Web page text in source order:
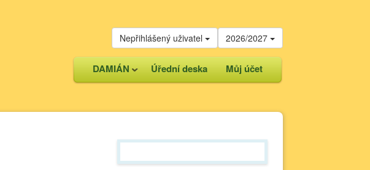
2026/2027
Nepřihlášený uživatel
DAMIÁN Úřední deska Můj účet